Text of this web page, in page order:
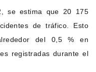
se estima que 20 175
de tráfico. Esto
del 0,5 % en
registradas durante el